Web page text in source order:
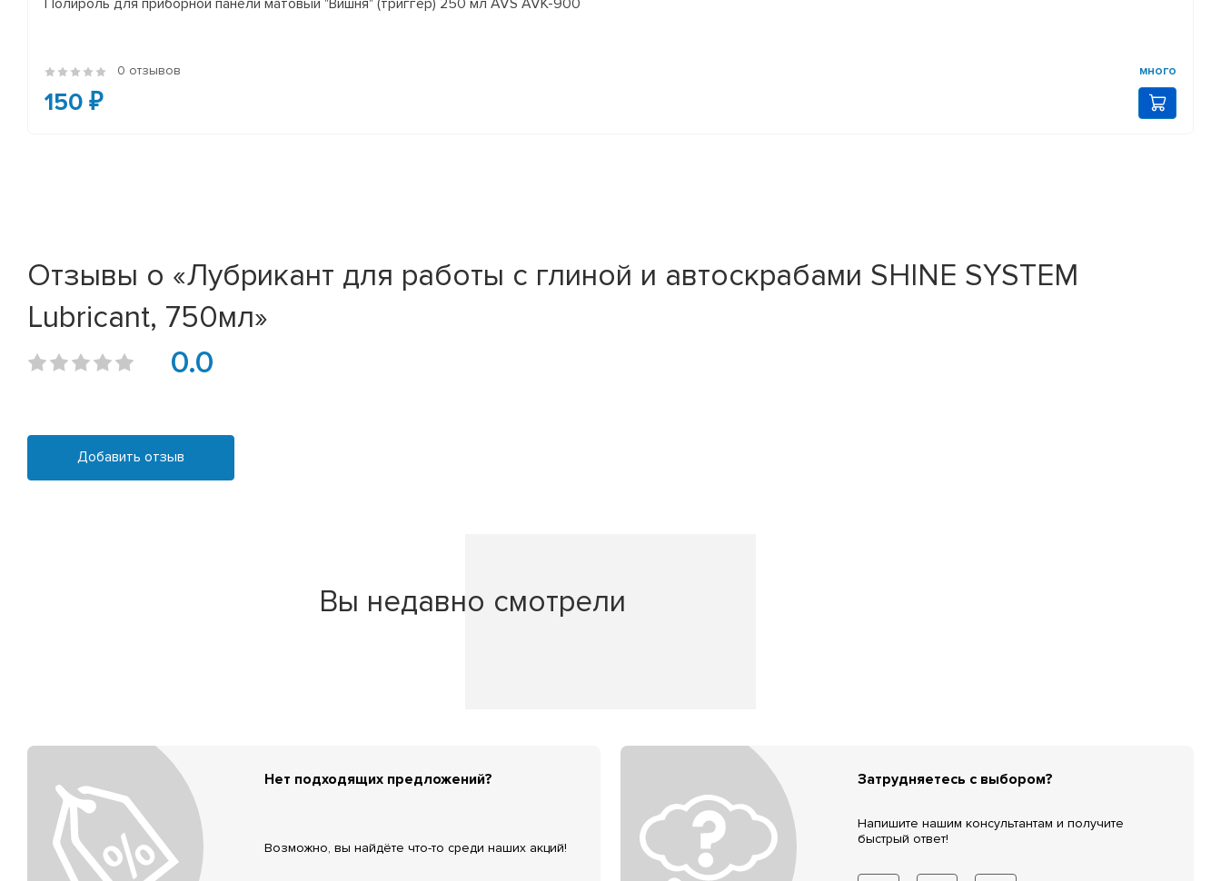
0 отзывов много
150 ₽
Отзывы о «Лубрикант для работы с глиной и автоскрабами SHINE SYSTEM
Lubricant, 750мл»
0.0
Добавить отзыв
Вы недавно смотрели
Нет подходящих предложений?
Возможно, вы найдёте что-то среди наших акций!
Затрудняетесь с выбором?
Напишите нашим консультантам и получите
быстрый ответ!